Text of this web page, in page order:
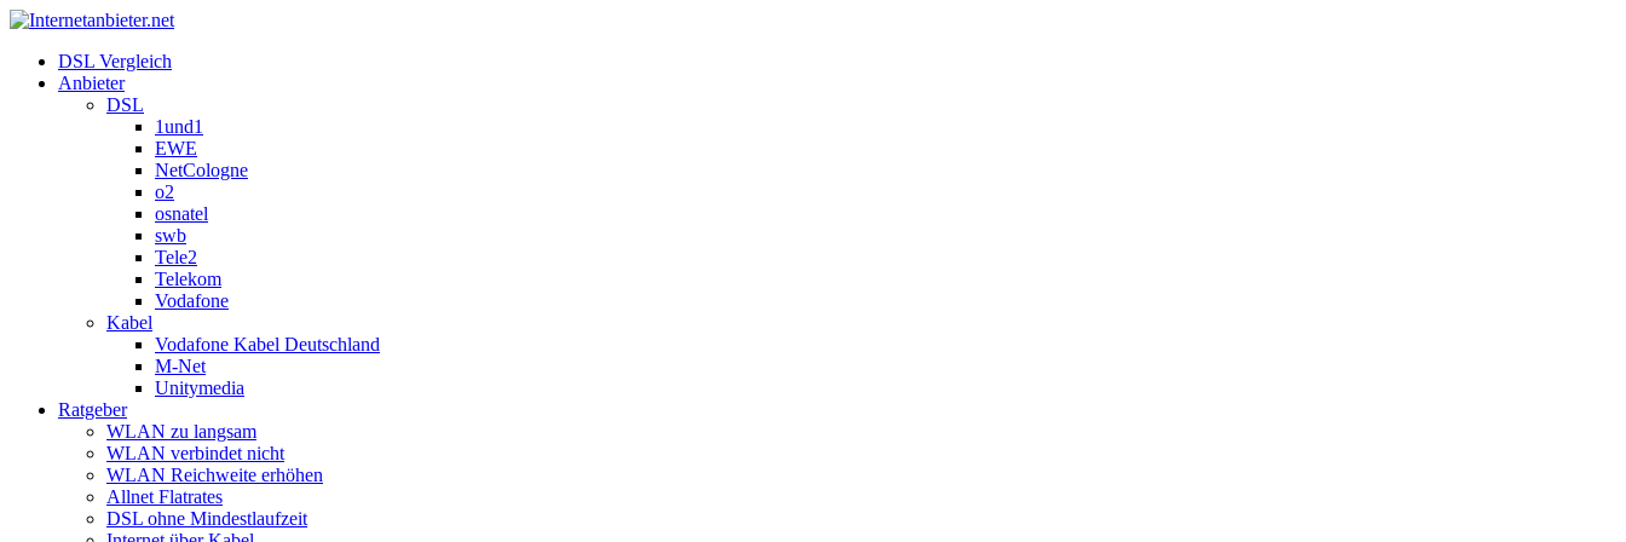
DSL Vergleich
Anbieter
DSL
1und1
EWE
NetCologne
o2
osnatel
swb
Tele2
Telekom
Vodafone
Kabel
Vodafone Kabel Deutschland
M-Net
Unitymedia
Ratgeber
WLAN zu langsam
WLAN verbindet nicht
WLAN Reichweite erhöhen
Allnet Flatrates
DSL ohne Mindestlaufzeit